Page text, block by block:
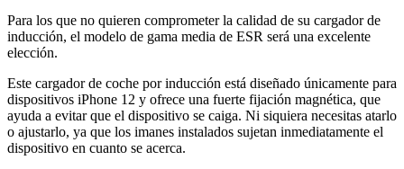
Para los que no quieren comprometer la calidad de su cargador de
inducción, el modelo de gama media de ESR será una excelente
elección.
Este cargador de coche por inducción está diseñado únicamente para
dispositivos iPhone 12 y ofrece una fuerte fijación magnética, que
ayuda a evitar que el dispositivo se caiga. Ni siquiera necesitas atarlo
o ajustarlo, ya que los imanes instalados sujetan inmediatamente el
dispositivo en cuanto se acerca.